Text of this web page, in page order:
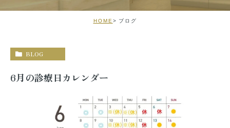
HOME ブログ
BLOG
6月の診療日カレンダー